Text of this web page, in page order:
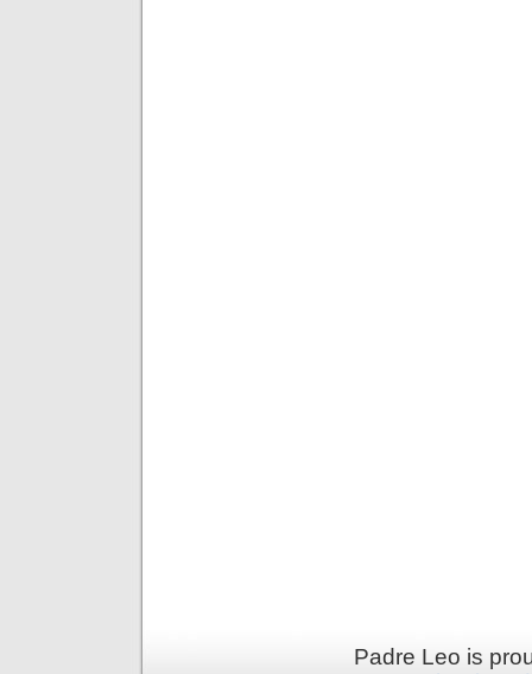
Padre Leo is